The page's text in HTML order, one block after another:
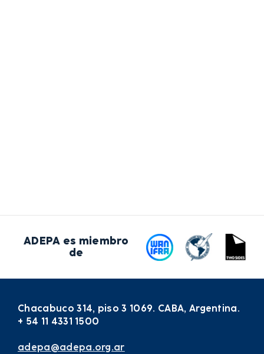
ADEPA es miembro
de
Chacabuco 314, piso 3 1069. CABA, Argentina.
+ 54 11 4331 1500
adepa@adepa.org.ar